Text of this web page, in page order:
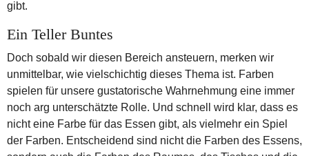
gibt.
Ein Teller Buntes
Doch sobald wir diesen Bereich ansteuern, merken wir
unmittelbar, wie vielschichtig dieses Thema ist. Farben
spielen für unsere gustatorische Wahrnehmung eine immer
noch arg unterschätzte Rolle. Und schnell wird klar, dass es
nicht eine Farbe für das Essen gibt, als vielmehr ein Spiel
der Farben. Entscheidend sind nicht die Farben des Essens,